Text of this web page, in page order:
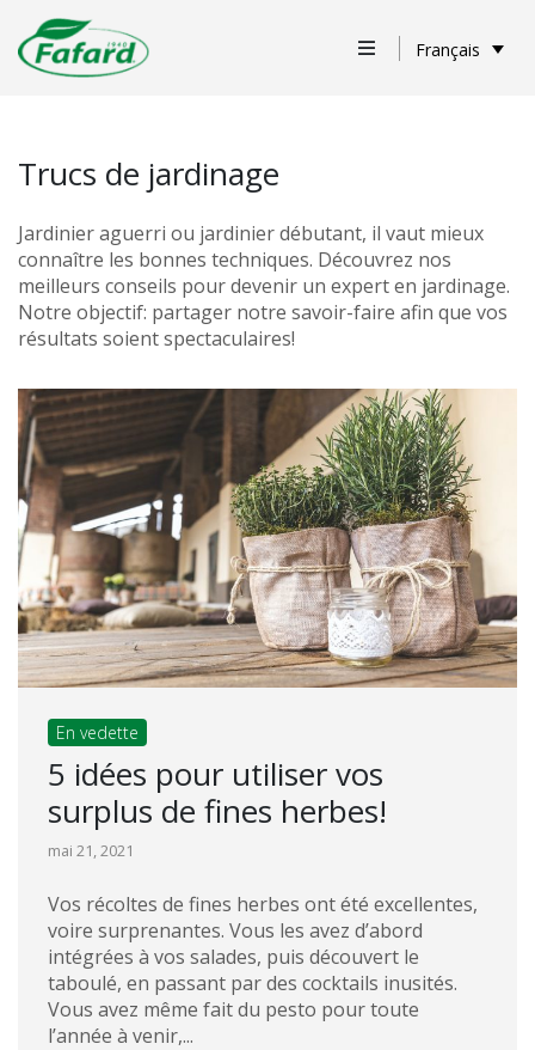
Français
Trucs de jardinage
Jardinier aguerri ou jardinier débutant, il vaut mieux
connaître les bonnes techniques. Découvrez nos
meilleurs conseils pour devenir un expert en jardinage.
Notre objectif: partager notre savoir-faire afin que vos
résultats soient spectaculaires!
En vedette
5 idées pour utiliser vos
surplus de fines herbes!
mai 21, 2021
Vos récoltes de fines herbes ont été excellentes,
voire surprenantes. Vous les avez d’abord
intégrées à vos salades, puis découvert le
taboulé, en passant par des cocktails inusités.
Vous avez même fait du pesto pour toute
l’année à venir,...